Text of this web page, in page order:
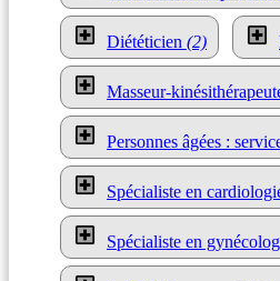
Diététicien (2)
Masseur-
Personnes âgées :
Spécialiste en
Spécialiste en